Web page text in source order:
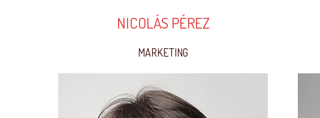
NICOLÁS PÉREZ
MARKETING